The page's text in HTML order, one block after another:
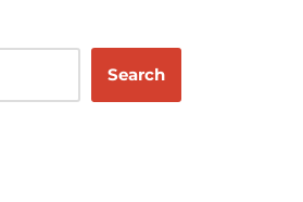
Search